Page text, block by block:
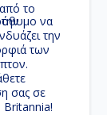
το
να
την
των
.
σας σε
Britannia!